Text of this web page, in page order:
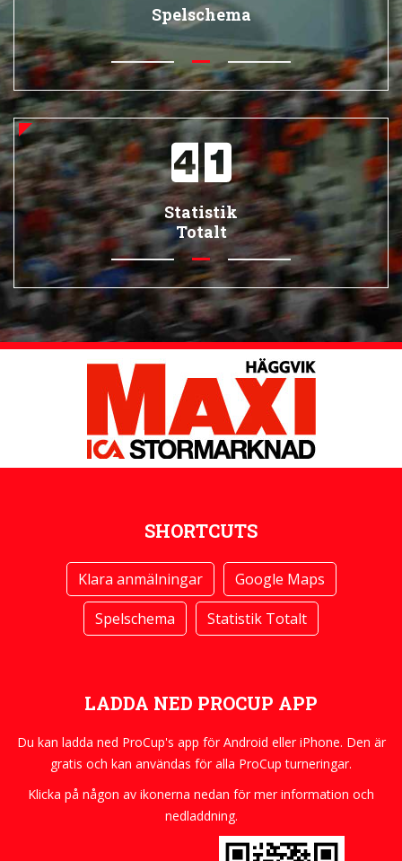
Spelschema
Statistik
Totalt
SHORTCUTS
Klara anmälningar
Google Maps
Spelschema
Statistik Totalt
LADDA NED PROCUP APP
Du kan ladda ned ProCup's app för Android eller iPhone. Den är
gratis och kan användas för alla ProCup turneringar.
Klicka på någon av ikonerna nedan för mer information och
nedladdning.